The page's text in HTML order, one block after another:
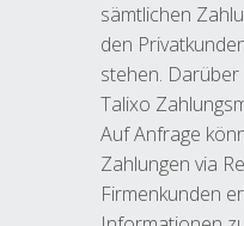
sämtlichen
den
stehen.
Talixo
Auf Anfrage
Zahlungen via
Firmenkunden